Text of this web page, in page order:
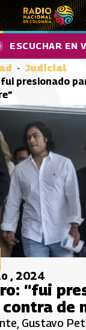
ESCUCHAR EN
Judicial
presionado
, 2024
“fui
de
Gustavo